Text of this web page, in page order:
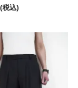
税込)